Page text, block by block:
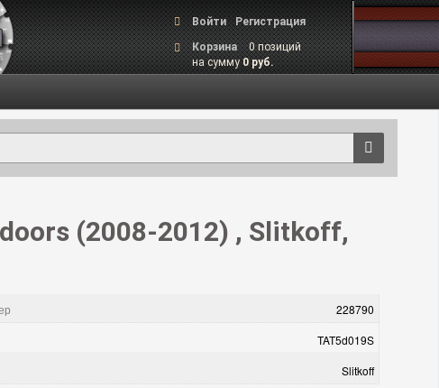
Войти
Регистрация
Корзина
0 позиций
на сумму0 руб.
(2008-2012) , Slitkoff,
228790
TAT5d019S
Slitkoff